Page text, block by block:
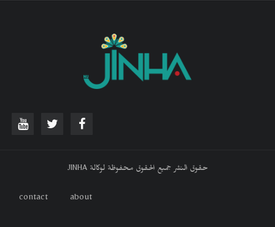
حقوق النشر جميع الحقوق محفوظة لوكالة JINHA
about
contact